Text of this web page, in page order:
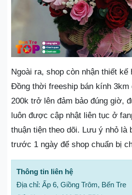
Ngoài ra, shop còn nhận thiết kế
Đồng thời freeship bán kính
200k trở lên đảm bảo đúng giờ,
luôn được cập nhật liên tục ở
thuận tiện theo dõi. Lưu ý nhỏ là
trước 1 ngày để shop chuẩn bị
Thông tin liên hệ
Địa chỉ: Ấp 6, Giồng Trôm, Bến Tre